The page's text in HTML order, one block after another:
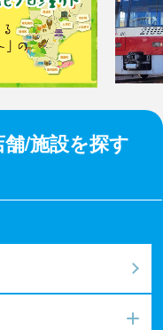
/施設を探す